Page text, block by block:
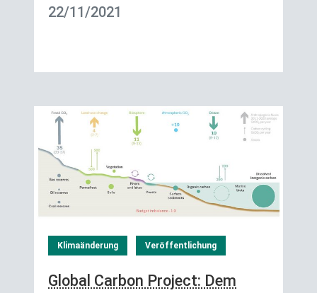
22/11/2021
Klimaänderung Veröffentlichung
Global Carbon Project: Dem